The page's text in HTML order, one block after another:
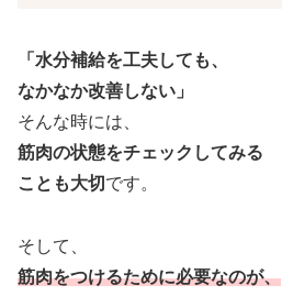
「水分補給を工夫しても、
なかなか改善しない」
そんな時には、
筋肉の状態をチェックしてみる
ことも大切 です。
そして、
筋肉をつけるために必要なのが、